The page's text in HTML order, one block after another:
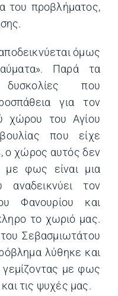
του προβλήματος,
όμως
Παρά τα
που
για τον
χώρου του Αγίου
που είχε
ο χώρος αυτός δεν
με φως είναι μια
αναδεικνύει τον
Φανουρίου και
το χωριό μας.
Σεβασμιωτάτου
λύθηκε και
γεμίζοντας με φως
τις ψυχές μας.